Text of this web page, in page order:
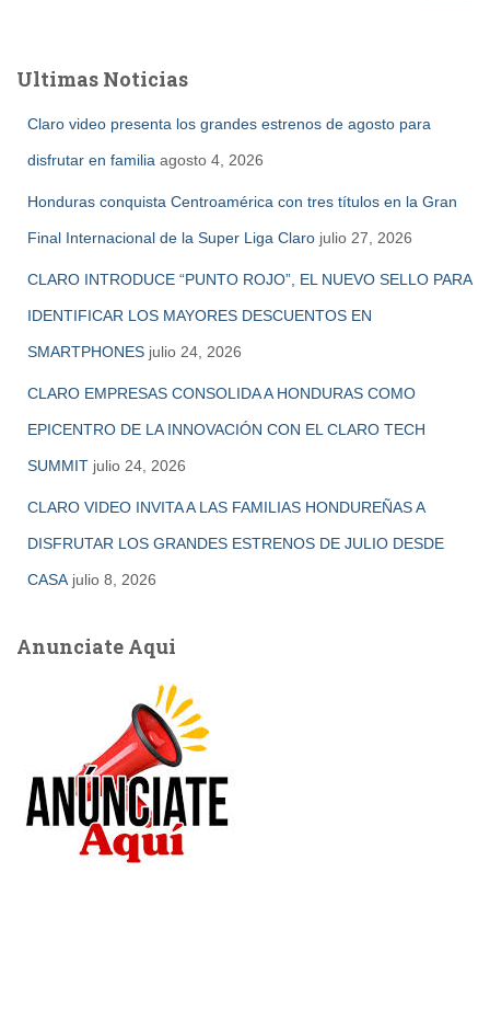
rUltimas Noticias
Claro video presenta los grandes estrenos de agosto para
disfrutar en familia agosto 4, 2026
Honduras conquista Centroamérica con tres títulos en la Gran
Final Internacional de la Super Liga Claro julio 27, 2026
CLARO INTRODUCE “PUNTO ROJO”, EL NUEVO SELLO PARA
IDENTIFICAR LOS MAYORES DESCUENTOS EN
SMARTPHONES julio 24, 2026
CLARO EMPRESAS CONSOLIDA A HONDURAS COMO
EPICENTRO DE LA INNOVACIÓN CON EL CLARO TECH
SUMMIT julio 24, 2026
CLARO VIDEO INVITA A LAS FAMILIAS HONDUREÑAS A
DISFRUTAR LOS GRANDES ESTRENOS DE JULIO DESDE
CASA julio 8, 2026
Anunciate Aqui